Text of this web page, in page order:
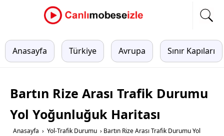
Anasayfa Türkiye Avrupa Sınır Kapıları
Bartın Rize Arası Trafik Durumu
Yol Yoğunluğuk Haritası
Anasayfa › Yol-Trafik Durumu › Bartın Rize Arası Trafik Durumu Yol